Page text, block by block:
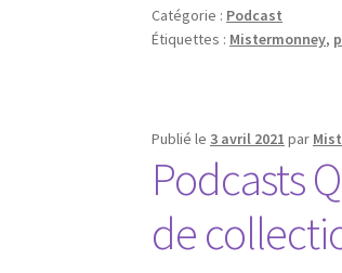
Catégorie : Podcast
Étiquettes : Mistermonney,
Publié le 3 avril 2021 par
Podcasts
de